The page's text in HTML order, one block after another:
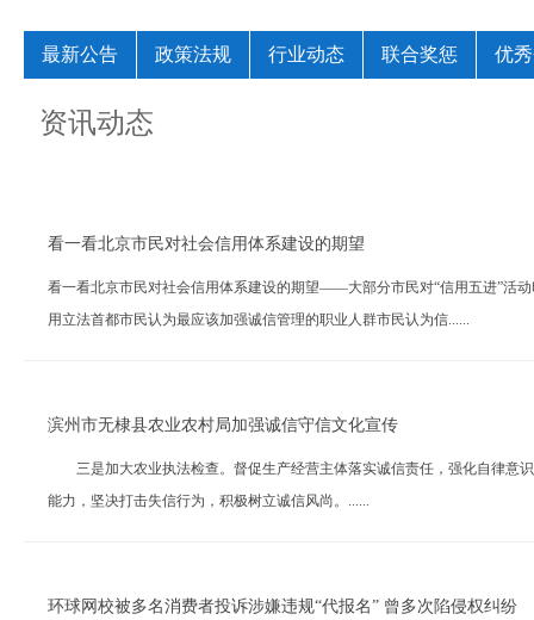
最新公告 政策法规 行业动态 联合奖惩 优
资讯动态
看一看北京市民对社会信用体系建设的期望
看一看北京市民对社会信用体系建设的期望——大部分市民对“信用五进”活
用立法首都市民认为最应该加强诚信管理的职业人群市民认为信......
滨州市无棣县农业农村局加强诚信守信文化宣传
三是加大农业执法检查。督促生产经营主体落实诚信责任，强化自律意
能力，坚决打击失信行为，积极树立诚信风尚。......
环球网校被多名消费者投诉涉嫌违规“代报名” 曾多次陷侵权纠纷